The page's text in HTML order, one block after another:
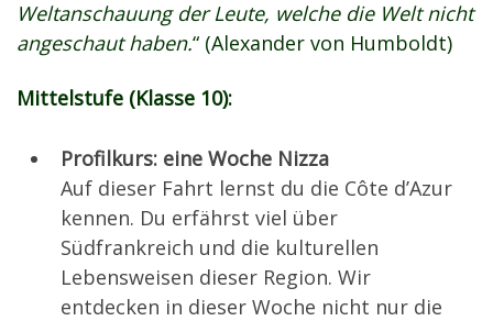
Weltanschauung der Leute, welche die Welt nicht
angeschaut haben.“ (Alexander von Humboldt)
Mittelstufe (Klasse 10):
Profilkurs: eine Woche Nizza
Auf dieser Fahrt lernst du die Côte d’Azur
kennen. Du erfährst viel über
Südfrankreich und die kulturellen
Lebensweisen dieser Region. Wir
entdecken in dieser Woche nicht nur die